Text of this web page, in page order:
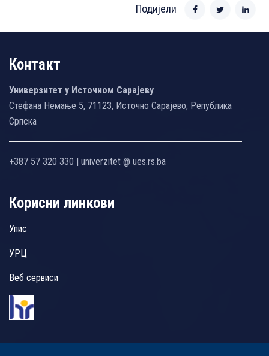
Подијели
Контакт
Универзитет у Источном Сарајеву
Стефана Немање 5, 71123, Источно Сарајево, Република
Српска
+387 57 320 330 | univerzitet @ ues.rs.ba
Корисни линкови
Упис
УРЦ
Веб сервиси